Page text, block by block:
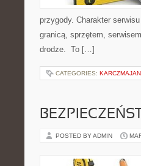
przygody. Charakter
granicą, sprzętem,
drodze. To […]
CATEGORIES:
POSTED BY ADMIN